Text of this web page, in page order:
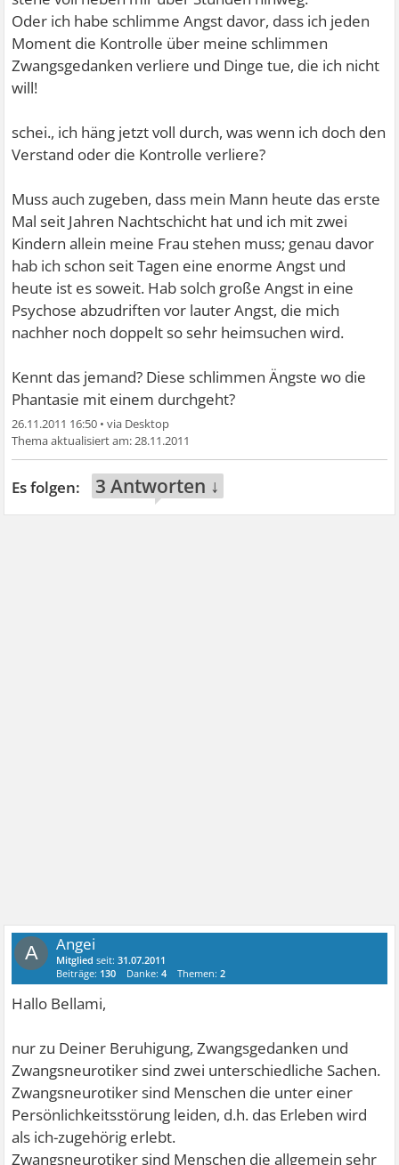
Oder ich habe schlimme Angst davor, dass ich jeden
Moment die Kontrolle über meine schlimmen
Zwangsgedanken verliere und Dinge tue, die ich nicht
will!
schei., ich häng jetzt voll durch, was wenn ich doch den
Verstand oder die Kontrolle verliere?
Muss auch zugeben, dass mein Mann heute das erste
Mal seit Jahren Nachtschicht hat und ich mit zwei
Kindern allein meine Frau stehen muss; genau davor
hab ich schon seit Tagen eine enorme Angst und
heute ist es soweit. Hab solch große Angst in eine
Psychose abzudriften vor lauter Angst, die mich
nachher noch doppelt so sehr heimsuchen wird.
Kennt das jemand? Diese schlimmen Ängste wo die
Phantasie mit einem durchgeht?
26.11.2011 16:50 •
28.11.2011
3 Antworten ↓
A Angei
Mitglied seit:31.07.2011
Beiträge: 130 Danke:4 Themen:2
Hallo Bellami,
nur zu Deiner Beruhigung, Zwangsgedanken und
Zwangsneurotiker sind zwei unterschiedliche Sachen.
Zwangsneurotiker sind Menschen die unter einer
Persönlichkeitsstörung leiden, d.h. das Erleben wird
als ich-zugehörig erlebt.
Zwangsneurotiker sind Menschen die allgemein sehr